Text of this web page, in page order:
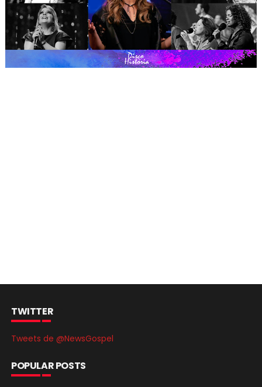
TWITTER
Tweets de @NewsGospel
POPULAR POSTS